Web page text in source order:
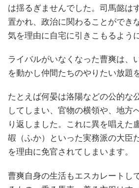
は揺るぎませんでした。司馬懿は
置かれ、政治に関わることができ
気を理由に自宅に引きこもるよう
ライバルがいなくなった曹爽は、
を動かし仲間たちのやりたい放題
たとえば何晏は洛陽などの公的な
してしまい、官物の横領や、地方
り返しました。これに異を唱えた
嘏（ふか）といった実務派の大臣
を理由に免官されてしまいます。
曹爽自身の生活もエスカレートし